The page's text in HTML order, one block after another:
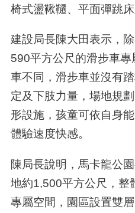
椅式盪鞦韆、平面彈跳
建設局長陳大田表示，
590平方公尺的滑步車
車不同，滑步車並沒有
定及下肢力量，場地規
形設施，孩童可依自身
體驗速度快感。
陳局長說明，馬卡龍公
地約1,500平方公尺，整
專屬空間，園區設置雙